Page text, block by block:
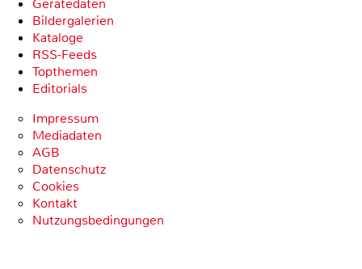
Gerätedaten
Bildergalerien
Kataloge
RSS-Feeds
Topthemen
Editorials
Impressum
Mediadaten
AGB
Datenschutz
Cookies
Kontakt
Nutzungsbedingungen